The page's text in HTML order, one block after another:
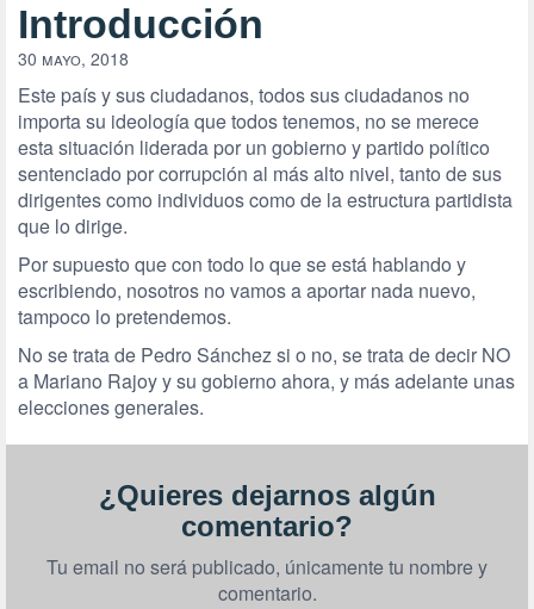
Introducción
30 mayo, 2018
Este país y sus ciudadanos, todos sus ciudadanos no
importa su ideología que todos tenemos, no se merece
esta situación liderada por un gobierno y partido político
sentenciado por corrupción al más alto nivel, tanto de sus
dirigentes como individuos como de la estructura partidista
que lo dirige.
Por supuesto que con todo lo que se está hablando y
escribiendo, nosotros no vamos a aportar nada nuevo,
tampoco lo pretendemos.
No se trata de Pedro Sánchez si o no, se trata de decir NO
a Mariano Rajoy y su gobierno ahora, y más adelante unas
elecciones generales.
¿Quieres dejarnos algún
comentario?
Tu email no será publicado, únicamente tu nombre y
comentario.